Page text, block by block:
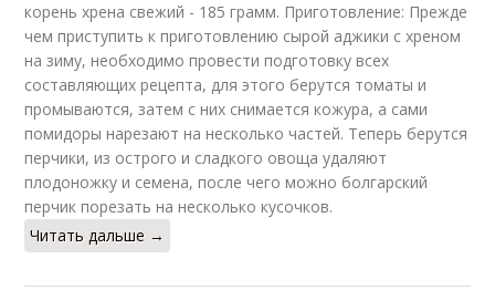
корень хрена свежий - 185 грамм. Приготовление: Прежде
чем приступить к приготовлению сырой аджики с хреном
на зиму, необходимо провести подготовку всех
составляющих рецепта, для этого берутся томаты и
промываются, затем с них снимается кожура, а сами
помидоры нарезают на несколько частей. Теперь берутся
перчики, из острого и сладкого овоща удаляют
плодоножку и семена, после чего можно болгарский
перчик порезать на несколько кусочков.
Читать дальше →